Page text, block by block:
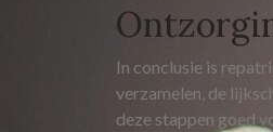
In conclusie is
verzamelen, de
deze stappen goed